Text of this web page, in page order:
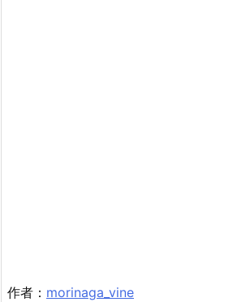
作者： morinaga_vine